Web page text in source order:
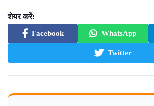
शेयर करें:
Facebook WhatsApp
Twitter